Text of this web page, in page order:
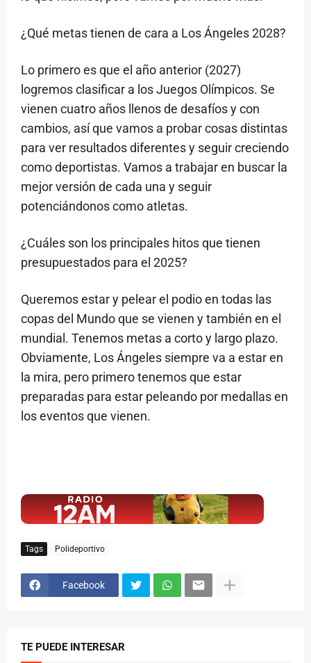
⁠¿Qué metas tienen de cara a Los Ángeles 2028?
Lo primero es que el año anterior (2027)
logremos clasificar a los Juegos Olímpicos. Se
vienen cuatro años llenos de desafíos y con
cambios, así que vamos a probar cosas distintas
para ver resultados diferentes y seguir creciendo
como deportistas. Vamos a trabajar en buscar la
mejor versión de cada una y seguir
potenciándonos como atletas.
¿Cuáles son los principales hitos que tienen
presupuestados para el 2025?
Queremos estar y pelear el podio en todas las
copas del Mundo que se vienen y también en el
mundial. Tenemos metas a corto y largo plazo.
Obviamente, Los Ángeles siempre va a estar en
la mira, pero primero tenemos que estar
preparadas para estar peleando por medallas en
los eventos que vienen.
Tags Polideportivo
Facebook
TE PUEDE INTERESAR